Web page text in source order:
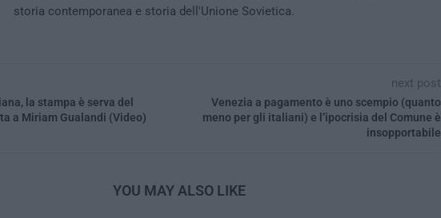
storia contemporanea e storia dell'Unione Sovietica.
la stampa è serva del
a Miriam Gualandi (Video)
next post
Venezia a pagamento è uno scempio (quanto
meno per gli italiani) e l’ipocrisia del Comune è
insopportabile
YOU MAY ALSO LIKE